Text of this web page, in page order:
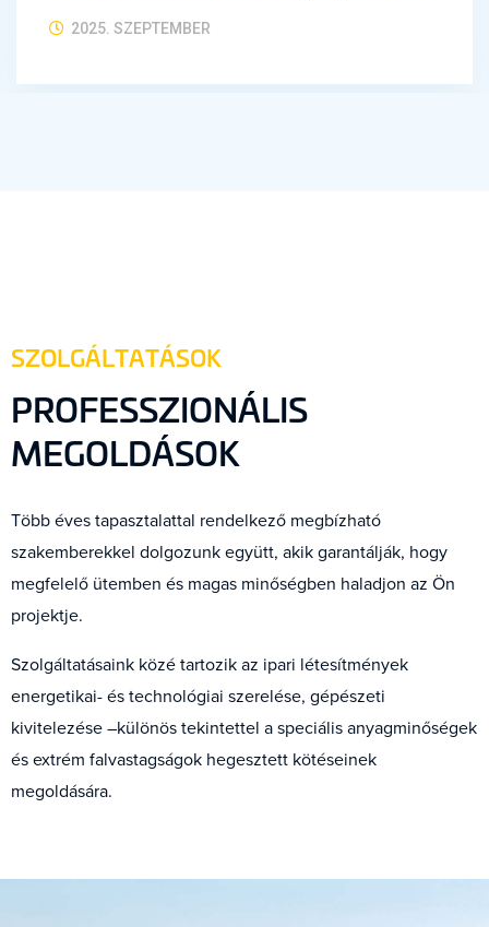
2025. SZEPTEMBER
SZOLGÁLTATÁSOK
PROFESSZIONÁLIS
MEGOLDÁSOK
Több éves tapasztalattal rendelkező megbízható
szakemberekkel dolgozunk együtt, akik garantálják, hogy
megfelelő ütemben és magas minőségben haladjon az Ön
projektje.
Szolgáltatásaink közé tartozik az ipari létesítmények
energetikai- és technológiai szerelése, gépészeti
kivitelezése –különös tekintettel a speciális anyagminőségek
és extrém falvastagságok hegesztett kötéseinek
megoldására.